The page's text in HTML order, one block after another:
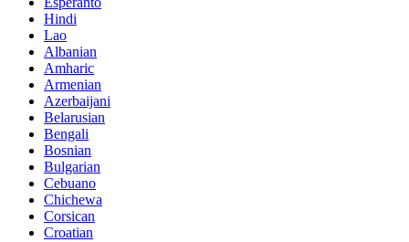
Hindi
Lao
Albanian
Amharic
Armenian
Azerbaijani
Belarusian
Bengali
Bosnian
Bulgarian
Cebuano
Chichewa
Corsican
Croatian